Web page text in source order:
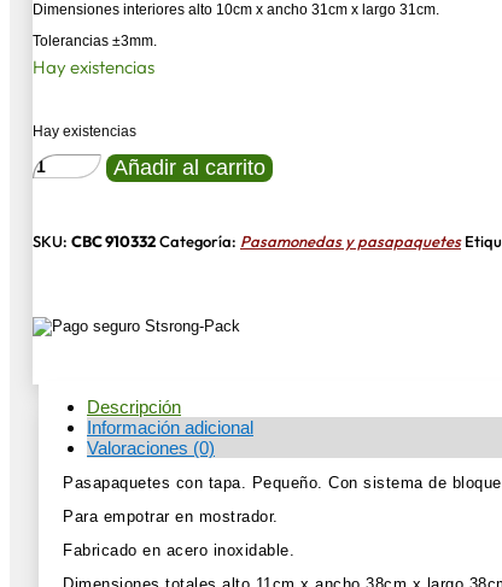
Dimensiones interiores alto 10cm x ancho 31cm x largo 31cm.
Tolerancias ±3mm.
Hay existencias
Hay existencias
PASAPAQUETES
CBC
CON
cantidad
Añadir al carrito
SKU: CBC 910332Categoría: Pasamonedas y pasapaquetes
Descripción
Información adicional
Valoraciones (0)
Pasapaquetes con tapa. Pequeño. Con sistema de
Para empotrar en mostrador.
Fabricado en acero inoxidable.